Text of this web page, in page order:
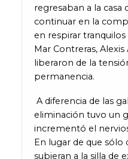
regresaban a la casa
continuar en la
en respirar
Mar Contreras,
liberaron de la
permanencia.
A diferencia de las
eliminación tuvo un
incrementó el
En lugar de que sólo
subieran a la silla de